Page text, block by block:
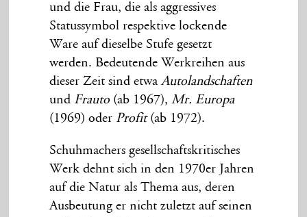
und die Frau, die als aggressives
Statussymbol respektive lockende
Ware auf dieselbe Stufe gesetzt
werden. Bedeutende Werkreihen aus
dieser Zeit sind etwaAutolandschaften
und Frauto (ab 1967), Mr. Europa
(1969) oder Profit (ab 1972).
Schuhmachers gesellschaftskritisches
Werk dehnt sich in den 1970er Jahren
auf die Natur als Thema aus, deren
Ausbeutung er nicht zuletzt auf seinen